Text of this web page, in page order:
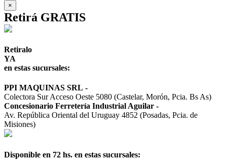
×
Retirá GRATIS
Retiralo
YA
en estas sucursales:
PPI MAQUINAS SRL -
Colectora Sur Acceso Oeste 5080 (Castelar, Morón, Pcia. Bs As)
Concesionario Ferretería Industrial Aguilar -
Av. República Oriental del Uruguay 4852 (Posadas, Pcia. de
Misiones)
Disponible en 72 hs. en estas sucursales: